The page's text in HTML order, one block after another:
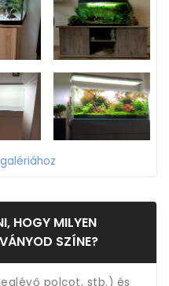
HOGY MILYEN
SZÍNE?
polcot, stb.) és